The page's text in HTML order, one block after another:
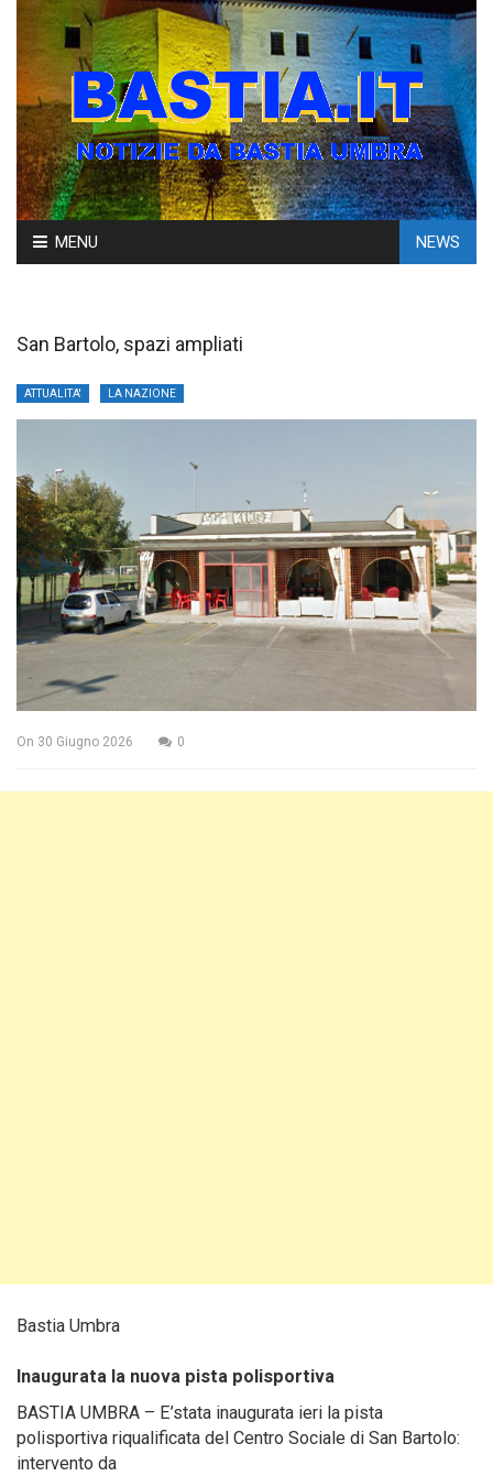
Skip
to
MENU NEWS
San Bartolo, spazi ampliati
ATTUALITA' LA NAZIONE
On 30 Giugno 2026 0
Bastia Umbra
Inaugurata la nuova pista polisportiva
BASTIA UMBRA – E’stata inaugurata ieri la pista
polisportiva riqualificata del Centro Sociale di San Bartolo:
intervento da